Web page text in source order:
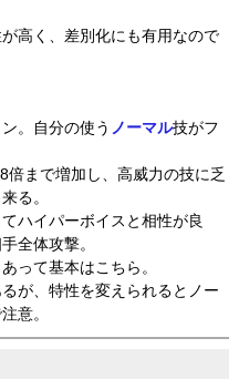
高く、差別化にも有用なので
。自分の使う ノーマル技がフ
まで増加し、高威力の技に乏
る。
ハイパーボイスと相性が良
全体攻撃。
って基本はこちら。
が、特性を変えられるとノー
意。